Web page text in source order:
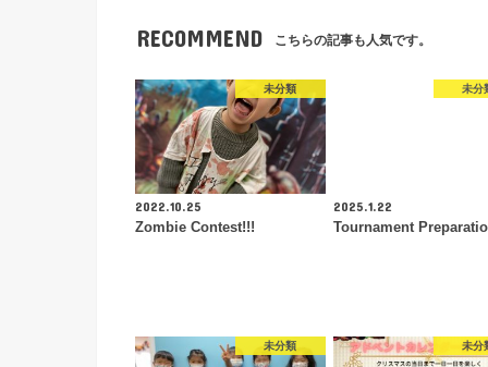
RECOMMEND こちらの記事も人気です。
未分類
2022.10.25
Zombie Contest!!!
未分
2025.1.22
Tournament
未分類 未分